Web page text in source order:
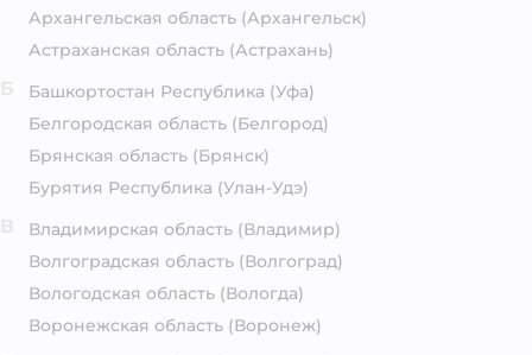
Архангельская область (Архангельск)
Астраханская область (Астрахань)
Башкортостан Республика (Уфа)
Белгородская область (Белгород)
Брянская область (Брянск)
Бурятия Республика (Улан-Удэ)
Владимирская область (Владимир)
Волгоградская область (Волгоград)
Вологодская область (Вологда)
Воронежская область (Воронеж)